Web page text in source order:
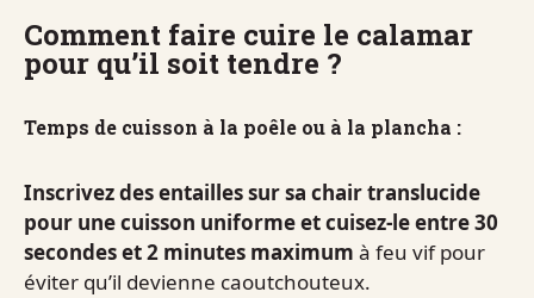
Comment faire cuire le calamar
pour qu’il soit tendre ?
Temps de cuisson à la poêle ou à la plancha :
Inscrivez des entailles sur sa chair translucide
pour une cuisson uniforme et cuisez-le entre 30
secondes et 2 minutes maximum à feu vif pour
éviter qu’il devienne caoutchouteux.